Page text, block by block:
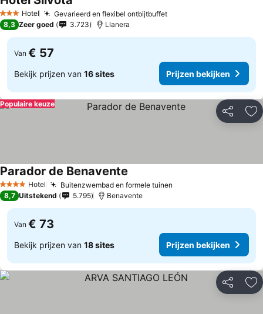
3 SterrenHotel Gevarieerd en flexibel ontbijtbuffet
8,3 Zeer goed 3.723 Llanera
Van € 57
Bekijk prijzen van 16 sites Prijzen bekijken
Delen
Populaire keuze
4 SterrenHotel Buitenzwembad en formele tuinen
Parador de Benavente
8,7 Uitstekend 5.795 Benavente
Van € 73
Bekijk prijzen van 18 sites Prijzen bekijken
Delen